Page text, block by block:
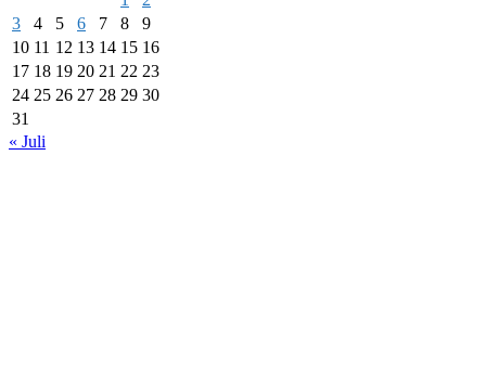
3
4 5 6 7 8
9
10 11 12 13 14 15 16
17 18 19 20 21 22 23
24 25 26 27 28 29 30
31
« Juli